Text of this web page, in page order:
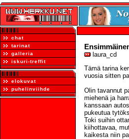
chat
tarinat
galleria
iskuri-treffit
elokuvat
puhelinviihde
laura_cd
Tämä tarina
vuosia sitten
Olin tavannut
miehenä ja
kanssaan
pukeutua
Toki suihin
kiihottavaa,
kaikesta niin